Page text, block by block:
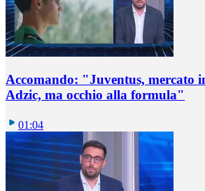
Accomando: "Juventus, mercato
Adzic, ma occhio alla formula"
01:04